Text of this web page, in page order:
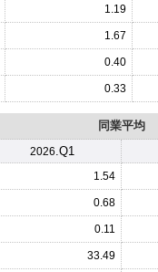
1.19
1.67
0.40
0.33
同業平均
2026.Q1
1.54
0.68
0.11
33.49